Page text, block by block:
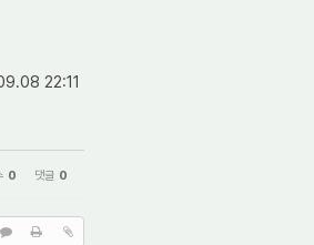
22:11
0 댓글 0